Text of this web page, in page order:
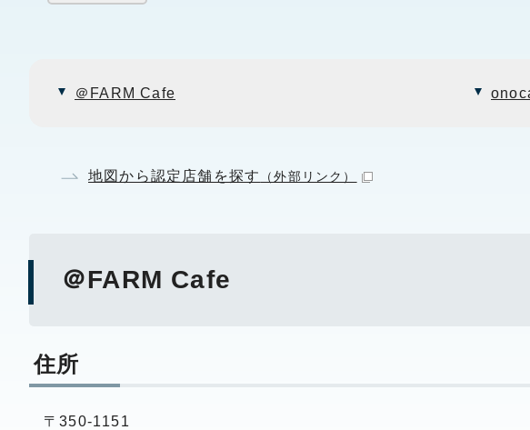
＠FARM Cafe
地図から認定店舗を探す （外部リンク）
＠FARM Cafe
住所
〒350-1151